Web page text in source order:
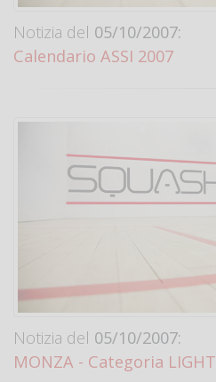
Notizia del 05/10/2007:
Calendario ASSI 2007
Notizia del 05/10/2007:
MONZA - Categoria LIGHT